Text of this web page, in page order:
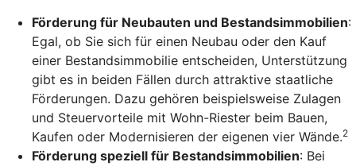
Förderung für Neubauten und Bestandsimmobilien:
Egal, ob Sie sich für einen Neubau oder den Kauf
einer Bestandsimmobilie entscheiden, Unterstützung
gibt es in beiden Fällen durch attraktive staatliche
Förderungen. Dazu gehören beispielsweise Zulagen
und Steuervorteile mit Wohn-Riester beim Bauen,
Kaufen oder Modernisieren der eigenen vier Wände.2
Förderung speziell für Bestandsimmobilien: Bei